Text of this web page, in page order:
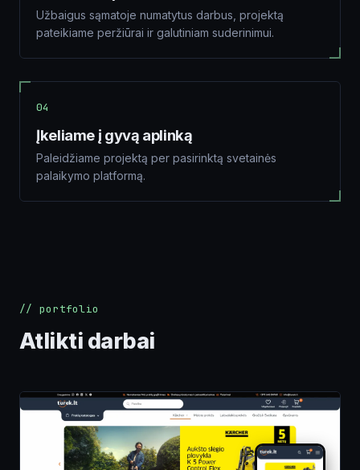
Užbaigus sąmatoje numatytus darbus, projektą
pateikiame peržiūrai ir galutiniam suderinimui.
04
Įkeliame į gyvą aplinką
Paleidžiame projektą per pasirinktą svetainės
palaikymo platformą.
// portfolio
Atlikti darbai